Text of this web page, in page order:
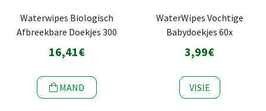
Waterwipes Biologisch
Afbreekbare Doekjes 300
16,41€
MAND
WaterWipes Vochtige
Babydoekjes 60x
3,99€
VISIE